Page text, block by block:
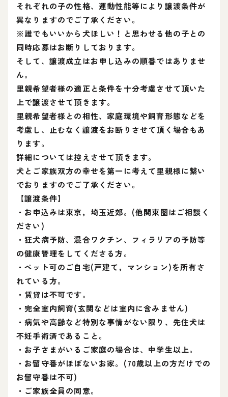
それぞれの子の性格、運動性能等により譲渡条件が
異なりますのでご了承ください。
※誰でもいいから犬ほしい！と思わせる他の子との
同時応募はお断りしております。
そして、譲渡成立はお申し込みの順番ではありませ
ん。
里親希望者様の適正と条件を十分考慮させて頂いた
上で譲渡させて頂きます。
里親希望者様との相性、家庭環境や飼育形態などを
考慮し、止むなく譲渡をお断りさせて頂く場合もあ
ります。
詳細については控えさせて頂きます。
犬とご家族双方の幸せを第一に考えて里親様に繋い
でおりますのでご了承ください。
【譲渡条件】
・お申込みは東京，埼玉近郊。(他関東圏はご相談く
ださい)
・狂犬病予防、混合ワクチン、フィラリアの予防等
の健康管理をしてくださる方。
・ペット可のご自宅(戸建て，マンション)を所有さ
れている方。
・賃貸は不可です。
・完全室内飼育(玄関などは室内に含みません)
・病気や高齢など特別な事情がない限り、先住犬は
不妊手術済であること。
・お子さまがいるご家庭の場合は、中学生以上。
・お留守番がほぼないお家。(70歳以上の方だけでの
お留守番は不可)
・ご家族全員の同意。